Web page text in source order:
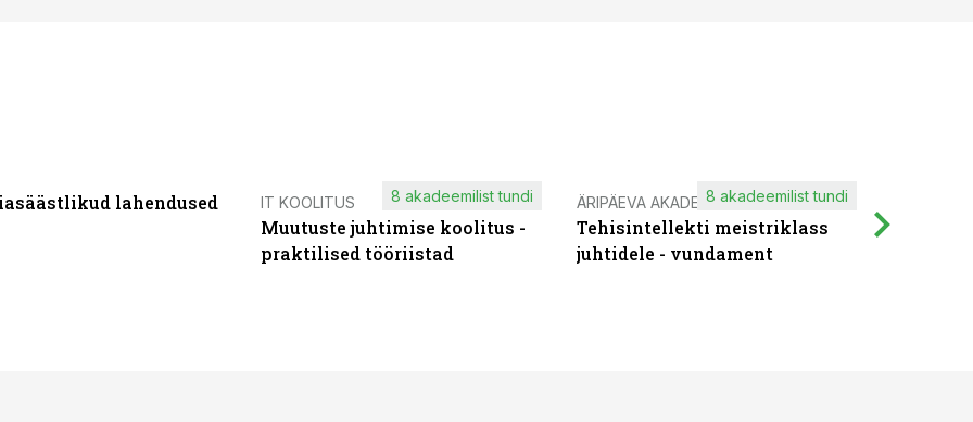
lahendused IT KOOLITUS
Muutuste juhtimise koolitus -
praktilised tööriistad
8 akadeemilist tundi ÄRIPÄEVA AKADEEMIA
Tehisintellekti meistriklass
juhtidele - vundament
8 akadeemilist tundi